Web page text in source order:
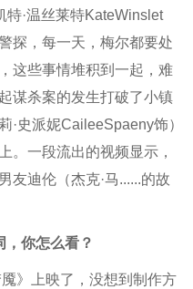
特·温丝莱特KateWinslet
探，每一天，梅尔都要处
这些事情堆积到一起，难
谋杀案的发生打破了小镇
·史派妮CaileeSpaeny饰）
。一段流出的视频显示，
友迪伦（杰克·马......的故
，你怎么看？
》上映了，没想到制作方